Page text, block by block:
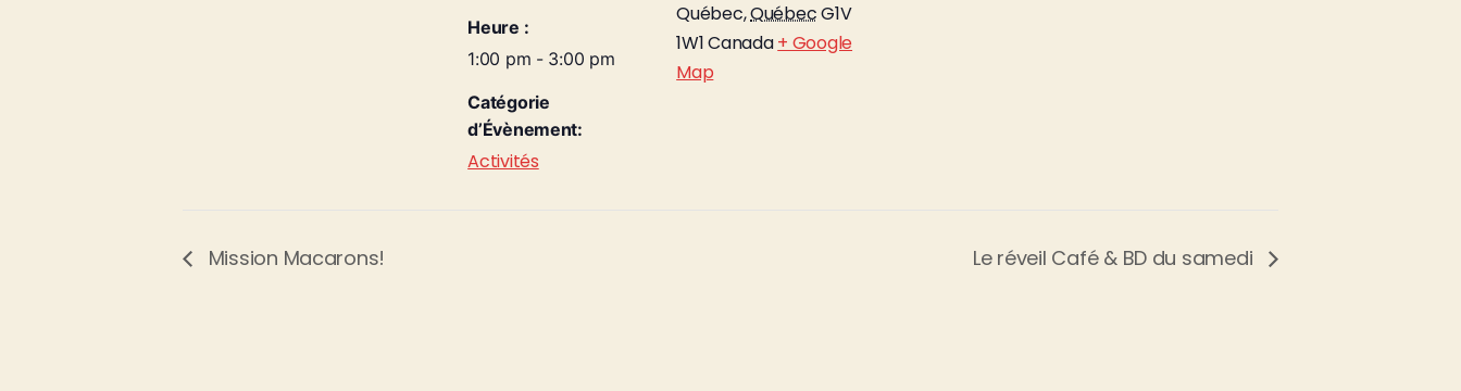
Heure :
1:00 pm - 3:00 pm
Catégorie
d’Évènement:
Activités
Québec,QuébecG1V
1W1Canada+ Google
Map
Mission Macarons! Le réveil Café & BD du samedi